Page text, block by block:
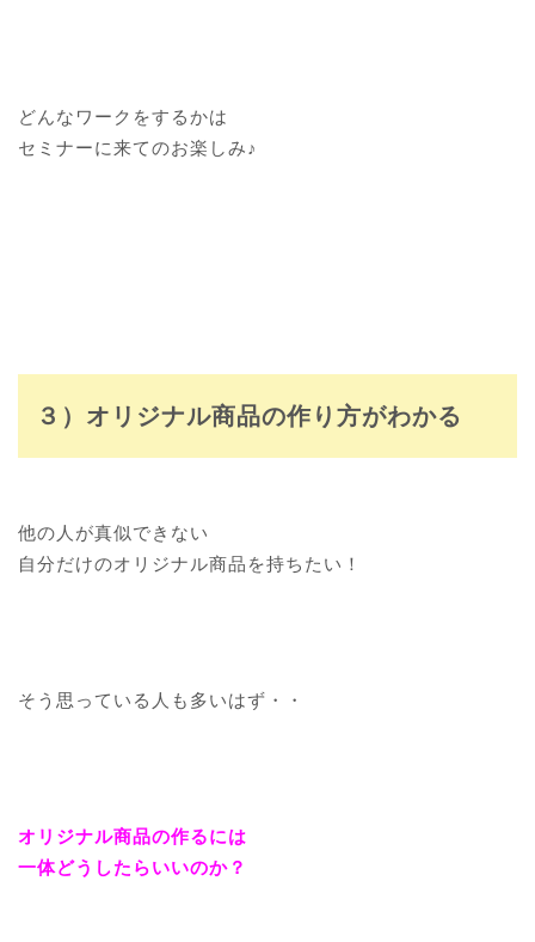
どんなワークをするかは
セミナーに来てのお楽しみ♪
３）オリジナル商品の作り方がわかる
他の人が真似できない
自分だけのオリジナル商品を持ちたい！
そう思っている人も多いはず・・
オリジナル商品の作るには
一体どうしたらいいのか？